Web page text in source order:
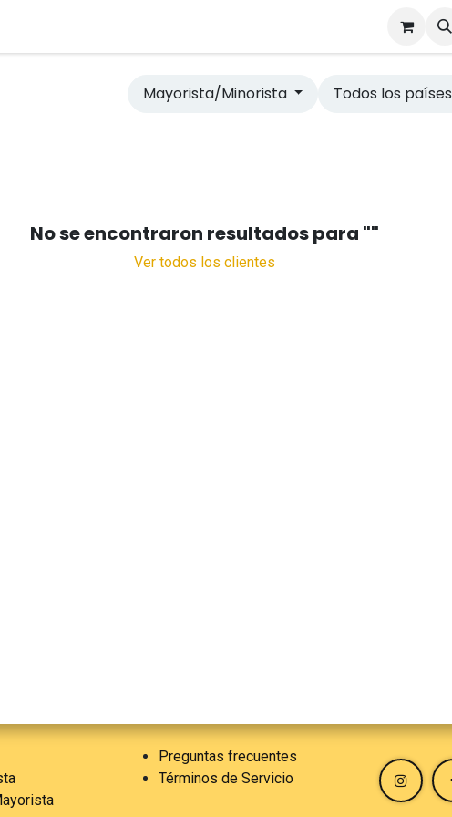
Mayorista/Minorista Todos los países
No se encontraron resultados para ""
Ver todos los clientes
Preguntas frecuentes
Términos de Servicio